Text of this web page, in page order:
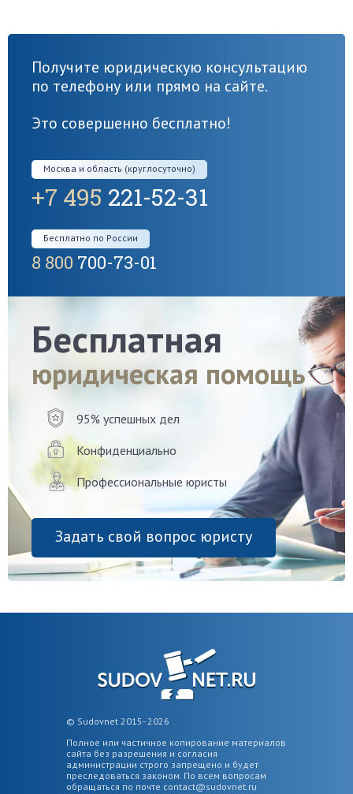
Получите юридическую консультацию
по телефону или прямо на сайте.
Это совершенно бесплатно!
Москва и область (круглосуточно)
+7 495 221-52-31
Бесплатно по России
8 800 700-73-01
Бесплатная
юридическая помощь
95% успешных дел
Конфиденциально
Профессиональные юристы
Задать свой вопрос юристу
© Sudovnet 2015- 2026
Полное или частичное копирование материалов
сайта без разрешения и согласия
администрации строго запрещено и будет
преследоваться законом. По всем вопросам
обращаться по почте contact@sudovnet.ru